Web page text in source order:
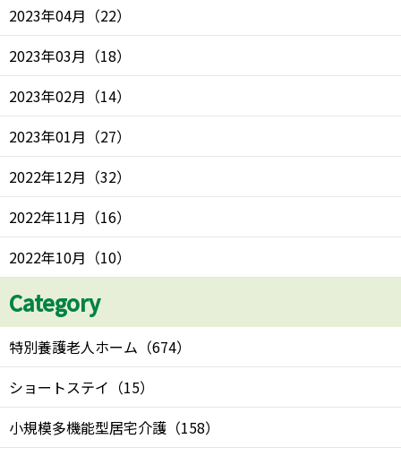
2023年04月 （22）
2023年03月 （18）
2023年02月 （14）
2023年01月 （27）
2022年12月 （32）
2022年11月 （16）
2022年10月 （10）
Category
特別養護老人ホーム （674）
ショートステイ （15）
小規模多機能型居宅介護 （158）